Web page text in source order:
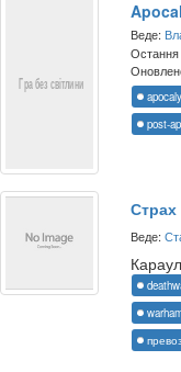
Веде:
Остання
post-
Веде: